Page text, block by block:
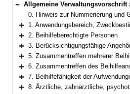
Bereich reduzieren
Allgemeine Verwaltungsvorschrift zum Vollzug
0. Hinweis zur Nummerierung und
Bereich erweitern
1. Anwendungsbereich,
Bereich erweitern
2. Beihilfeberechtigte Personen
Bereich erweitern
3. Berücksichtigungsfähige
Bereich erweitern
5. Zusammentreffen mehrerer
Bereich erweitern
6. Zusammentreffen des
Bereich erweitern
7. Beihilfefähigkeit der
8. Ärztliche, zahnärztliche, psychotherapeutische